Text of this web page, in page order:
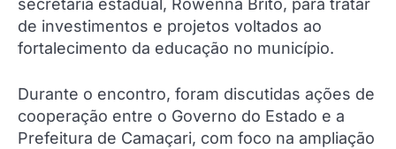
de investimentos e projetos voltados ao
fortalecimento da educação no município.
Durante o encontro, foram discutidas ações de
cooperação entre o Governo do Estado e a
Prefeitura de Camaçari, com foco na ampliação